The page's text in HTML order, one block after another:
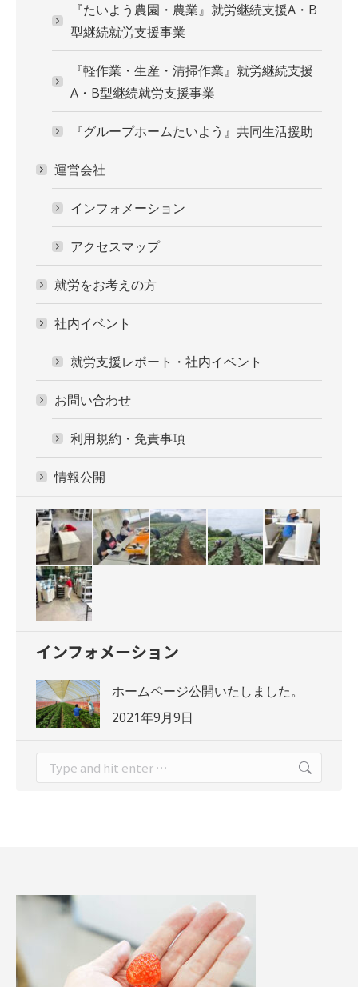
『たいよう農園・農業』就労継続支援A・B
型継続就労支援事業
『軽作業・生産・清掃作業』就労継続支援
A・B型継続就労支援事業
『グループホームたいよう』共同生活援助
運営会社
インフォメーション
アクセスマップ
就労をお考えの方
社内イベント
就労支援レポート・社内イベント
お問い合わせ
利用規約・免責事項
情報公開
インフォメーション
ホームページ公開いたしました。
2021年9月9日
Search: